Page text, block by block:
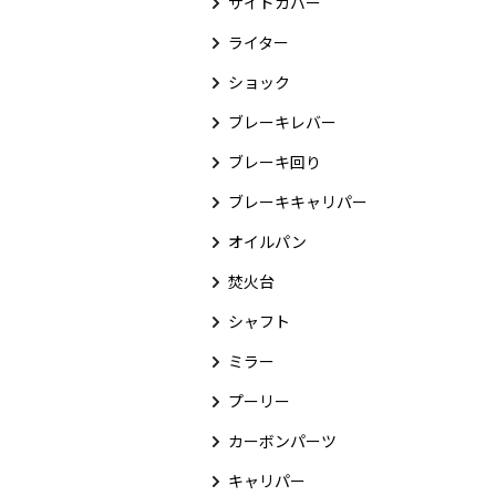
ライター
ショック
ブレーキレバー
ブレーキ回り
ブレーキキャリパー
オイルパン
焚火台
シャフト
ミラー
プーリー
カーボンパーツ
キャリパー